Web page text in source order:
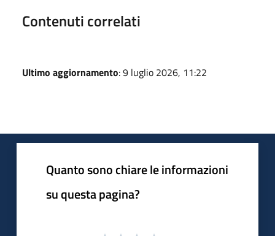
Contenuti correlati
Ultimo aggiornamento: 9 luglio 2026, 11:22
Quanto sono chiare le informazioni
su questa pagina?